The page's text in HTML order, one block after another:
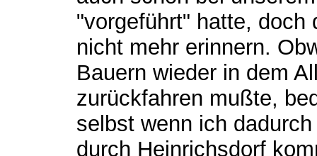
"vorgeführt" hatte, doch
nicht mehr erinnern.
Bauern wieder in dem
zurückfahren mußte,
selbst wenn ich
durch Heinrichsdorf